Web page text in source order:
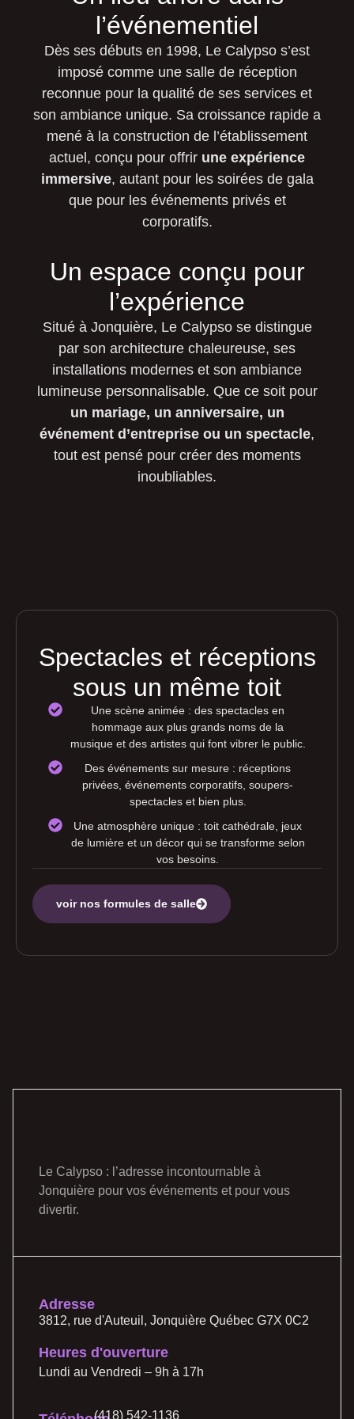
l’événementiel
Dès ses débuts en 1998, Le Calypso s’est
imposé comme une salle de réception
reconnue pour la qualité de ses services et
son ambiance unique. Sa croissance rapide a
mené à la construction de l’établissement
actuel, conçu pour offrir une expérience
immersive, autant pour les soirées de gala
que pour les événements privés et
corporatifs.
Un espace conçu pour
l’expérience
Situé à Jonquière, Le Calypso se distingue
par son architecture chaleureuse, ses
installations modernes et son ambiance
lumineuse personnalisable. Que ce soit pour
un mariage, un anniversaire, un
événement d’entreprise ou un spectacle,
tout est pensé pour créer des moments
inoubliables.
Spectacles et réceptions
sous un même toit
Une scène animée : des spectacles en
hommage aux plus grands noms de la
musique et des artistes qui font vibrer le public.
Des événements sur mesure : réceptions
privées, événements corporatifs, soupers-
spectacles et bien plus.
Une atmosphère unique : toit cathédrale, jeux
de lumière et un décor qui se transforme selon
vos besoins.
voir nos formules de salle
Le Calypso : l’adresse incontournable à
Jonquière pour vos événements et pour vous
divertir.
Adresse
3812, rue d'Auteuil, Jonquière Québec G7X 0C2
Heures d'ouverture
Lundi au Vendredi – 9h à 17h
(418) 542-1136